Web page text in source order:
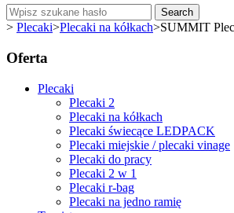
Search
> Plecaki>Plecaki na kółkach>SUMMIT
Oferta
Plecaki
Plecaki 2
Plecaki na kółkach
Plecaki świecące LEDPACK
Plecaki miejskie / plecaki vinage
Plecaki do pracy
Plecaki 2 w 1
Plecaki r-bag
Plecaki na jedno ramię